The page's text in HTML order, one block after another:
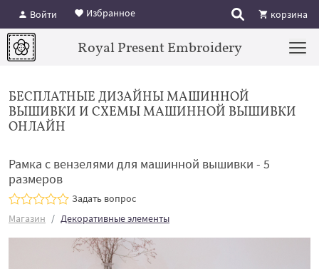
Войти Избранное корзина
Royal Present Embroidery
БЕСПЛАТНЫЕ ДИЗАЙНЫ МАШИННОЙ
ВЫШИВКИ И СХЕМЫ МАШИННОЙ ВЫШИВКИ
ОНЛАЙН
Рамка с вензелями для машинной вышивки - 5
размеров
Задать вопрос
Магазин
Декоративные элементы